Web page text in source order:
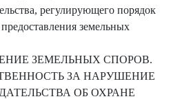
регулирующего порядок
земельных
ЗЕМЕЛЬНЫХ СПОРОВ.
ЗА НАРУШЕНИЕ
ОБ ОХРАНЕ